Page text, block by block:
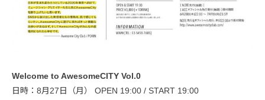
Welcome to AwesomeCITY Vol.0
日時：8月27日（月） OPEN 19:00 / START 19:00